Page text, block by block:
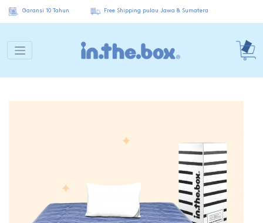
Garansi 10 Tahun Free Shipping pulau Jawa & Sumatera